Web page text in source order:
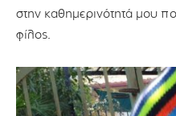
στην καθημερινότητά μου
φίλος.